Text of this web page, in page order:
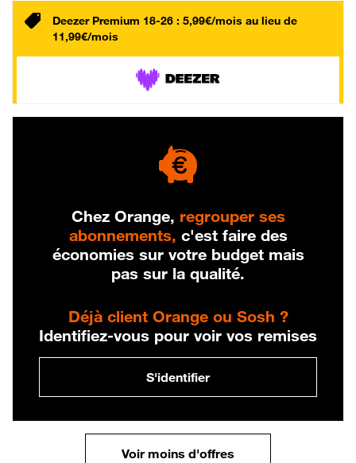
Deezer Premium 18-26 : 5,99€/mois au lieu de
11,99€/mois
Chez Orange, regrouper ses
abonnements, c'est faire des
économies sur votre budget mais
pas sur la qualité.
Déjà client Orange ou Sosh ?
Identifiez-vous pour voir vos remises
S'identifier
Voir moins d'offres